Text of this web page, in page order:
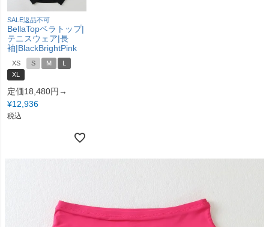
SALE返品不可
BellaTopベラトップ|
テニスウェア|長
袖|BlackBrightPink
XS S M
L
XL
定価18,480円→
¥12,936
税込